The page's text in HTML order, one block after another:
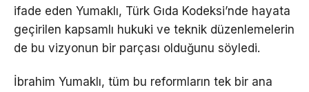
ifade eden Yumaklı, Türk Gıda Kodeksi’nde hayata
geçirilen kapsamlı hukuki ve teknik düzenlemelerin
de bu vizyonun bir parçası olduğunu söyledi.
İbrahim Yumaklı, tüm bu reformların tek bir ana